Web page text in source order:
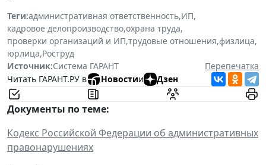
Теги:административная ответственность,ИП,
кадровое делопроизводство,охрана труда,
проверки организаций и ИП,трудовые отношения,физлица,
юрлица,Роструд
Источник:Система ГАРАНТ
Перепечатка
Читать ГАРАНТ.РУ в
Новостии Дзен
Документы по теме:
Кодекс Российской Федерации об административных
правонарушениях